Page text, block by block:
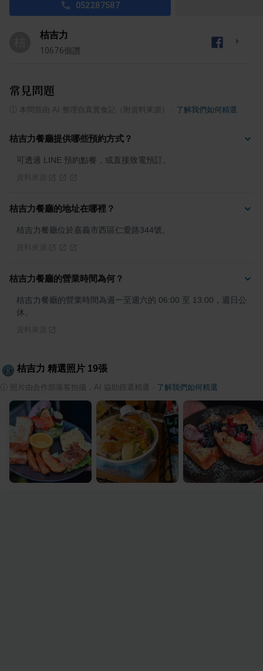
052287587
桔吉力
10676個讚
常見問題
本問答由 AI 整理自真實食記（附資料來源） 了解我們如何精選
桔吉力餐廳提供哪些預約方式？
可透過 LINE 預約點餐，或直接致電預訂。
桔吉力餐廳的地址在哪裡？
桔吉力餐廳位於嘉義市西區仁愛路344號。
桔吉力餐廳的營業時間為何？
桔吉力餐廳的營業時間為週一至週六的 06:00 至 13:00，週日公
休。
桔吉力 精選照片 19張
照片由合作部落客拍攝，AI 協助篩選精選 了解我們如何精選